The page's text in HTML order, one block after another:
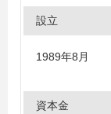
設立
1989年8月
資本金